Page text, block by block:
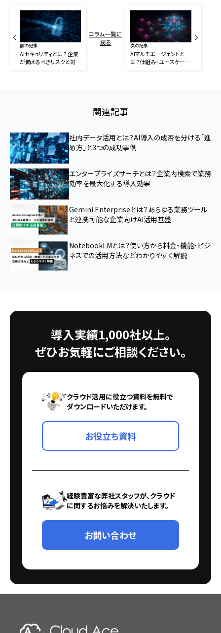
前の記事
AIセキュリティとは？ 企業
が備えるべきリスクと対策
コラム一覧に
戻る
次の記事
AIマルチエージェントと
は？仕組み・ユースケー
関連記事
社内データ活用とは？AI導入の成否を分ける「進
め方」と3つの成功事例
エンタープライズサーチとは？企業内検索で業務
効率を最大化する導入効果
Gemini Enterpriseとは？あらゆる業務ツール
と連携可能な企業向けAI活用基盤
NotebookLMとは？使い方から料金・機能・ビジ
ネスでの活用方法などわかりやすく解説
導入実績1,000社以上。
ぜひお気軽にご相談ください。
クラウド活用に役立つ資料を無料で
ダウンロードいただけます。
お役立ち資料
経験豊富な弊社スタッフが、クラウド
に関するお悩みを解決いたします。
お問い合わせ